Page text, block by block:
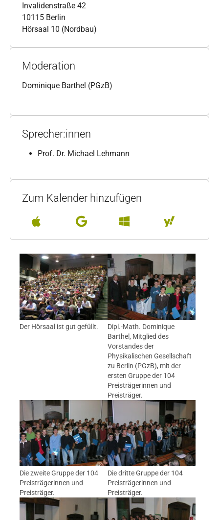
Invalidenstraße 42
10115 Berlin
Hörsaal 10 (Nordbau)
Moderation
Dominique Barthel (PGzB)
Sprecher:innen
Prof. Dr. Michael Lehmann
Zum Kalender hinzufügen
Der Hörsaal ist gut gefüllt.
Dipl.-Math. Dominique
Barthel, Mitglied des
Vorstandes der
Physikalischen Gesellschaft
zu Berlin (PGzB), mit der
ersten Gruppe der 104
Preisträgerinnen und
Preisträger.
Die zweite Gruppe der 104
Preisträgerinnen und
Preisträger.
Die dritte Gruppe der 104
Preisträgerinnen und
Preisträger.